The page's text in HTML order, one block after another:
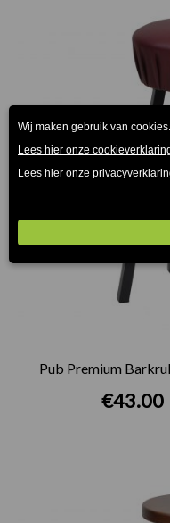
Pub Premium
€43.00